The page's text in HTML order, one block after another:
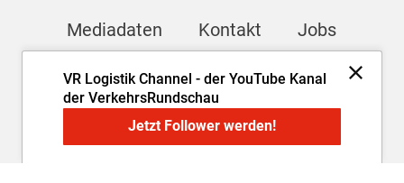
VR Logistik Channel - der YouTube Kanal
der VerkehrsRundschau
Jetzt Follower werden!
Mediadaten Kontakt Jobs
Newsletter